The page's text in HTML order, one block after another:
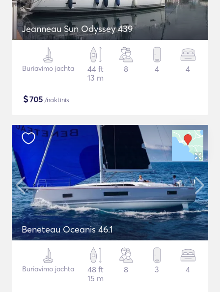
Jeanneau Sun Odyssey 439
Buriavimo jachta
44 ft
13 m
8 4 4
$705 /naktinis
Beneteau Oceanis 46.1
Buriavimo jachta
48 ft
15 m
8 3 4